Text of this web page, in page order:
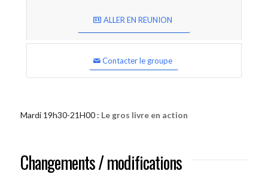
ALLER EN REUNION
Contacter le groupe
Mardi 19h30-21H00 : Le gros livre en action
Changements / modifications